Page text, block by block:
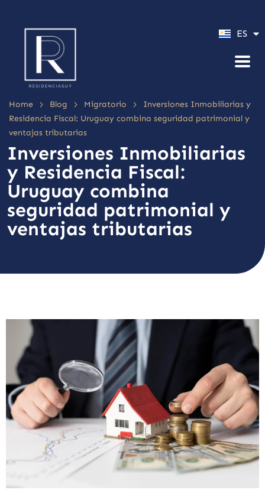
ES
EN
Home > Blog > Migratorio >
Inversiones Inmobiliarias y
Residencia Fiscal: Uruguay combina seguridad patrimonial y
ventajas tributarias
Inversiones Inmobiliarias
y Residencia Fiscal:
Uruguay combina
seguridad patrimonial y
ventajas tributarias